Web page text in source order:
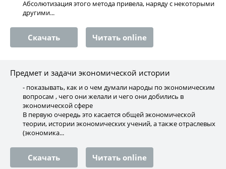
Абсолютизация этого метода привела, наряду с некоторыми
другими...
Скачать Читать online
Предмет и задачи экономической истории
- показывать, как и о чем думали народы по экономическим
вопросам , чего они желали и чего они добились в
экономической сфере
В первую очередь это касается общей экономической
теории, истории экономических учений, а также отраслевых
(экономика...
Скачать Читать online